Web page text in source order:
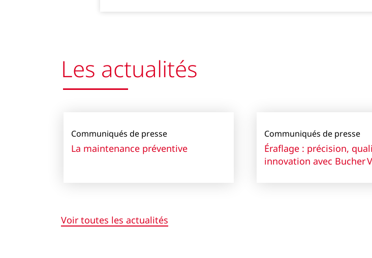
Les actualités
Communiqués de presse
La maintenance préventive
Communiqués de presse
Éraflage : précision,
innovation avec Bucher
Voir toutes les actualités